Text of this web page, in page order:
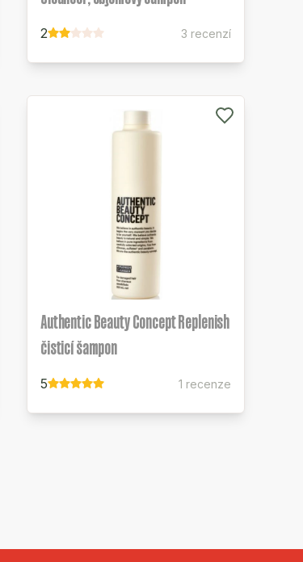
2 3 recenzí
Authentic Beauty Concept Replenish
čisticí šampon
5 1 recenze